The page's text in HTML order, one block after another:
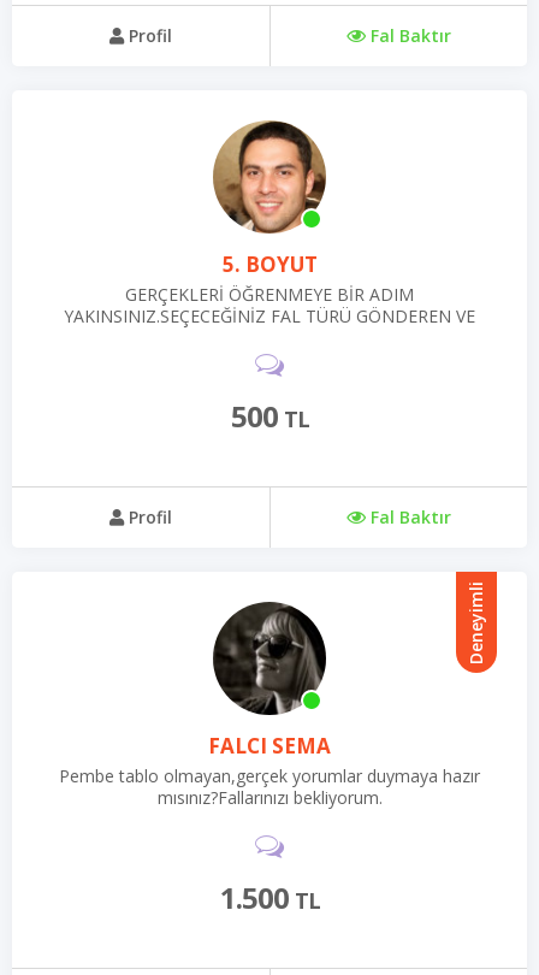
Profil Fal Baktır
5. BOYUT
GERÇEKLERİ ÖĞRENMEYE BİR ADIM
YAKINSINIZ.SEÇECEĞİNİZ FAL TÜRÜ GÖNDEREN VE
OLAYLAR İLE YÜZLEŞİN.
500 TL
Profil Fal Baktır
Deneyimli
FALCI SEMA
Pembe tablo olmayan,gerçek yorumlar duymaya hazır
mısınız?Fallarınızı bekliyorum.
1.500 TL